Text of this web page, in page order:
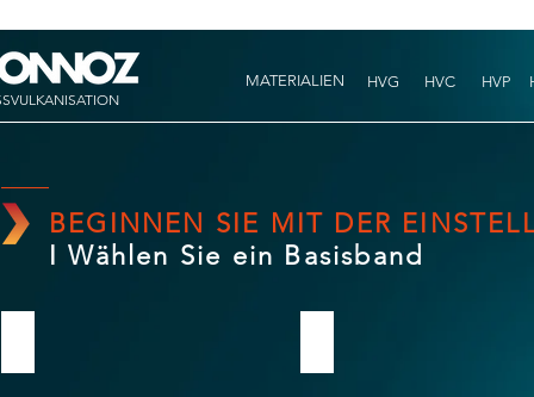
MATERIALIEN HVG HVC HVP
BEGINNEN SIE MIT DER
I Wählen Sie ein Basisband